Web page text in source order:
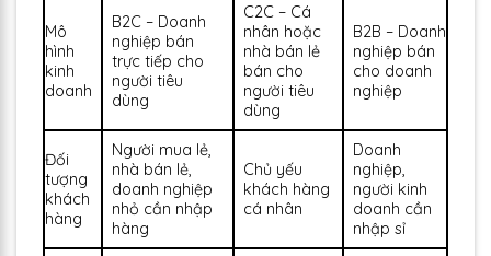
Mô
hình
kinh
doanh
B2C – Doanh
nghiệp bán
trực tiếp cho
người tiêu
dùng
C2C – Cá
nhân hoặc
nhà bán lẻ
bán cho
người tiêu
dùng
B2B – Doanh
nghiệp bán
cho doanh
nghiệp
Đối
tượng
khách
hàng
Người mua lẻ,
nhà bán lẻ,
doanh nghiệp
nhỏ cần nhập
hàng
Chủ yếu
khách hàng
cá nhân
Doanh
nghiệp,
người kinh
doanh cần
nhập sỉ